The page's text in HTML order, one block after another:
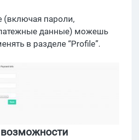
(включая пароли,
данные) можешь
в разделе “Profile”.
возможности